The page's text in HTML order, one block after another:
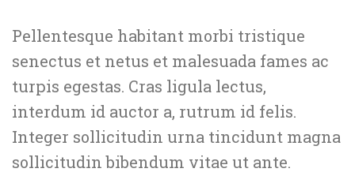
Pellentesque habitant morbi tristique
senectus et netus et malesuada fames ac
turpis egestas. Cras ligula lectus,
interdum id auctor a, rutrum id felis.
Integer sollicitudin urna tincidunt magna
sollicitudin bibendum vitae ut ante.